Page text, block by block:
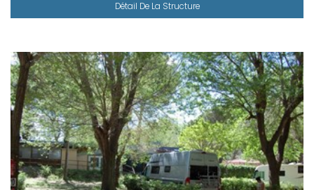
Détail De La Structure